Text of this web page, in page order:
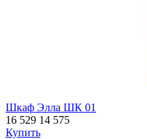
Шкаф Элла ШК 01
16 529 14 575
Купить